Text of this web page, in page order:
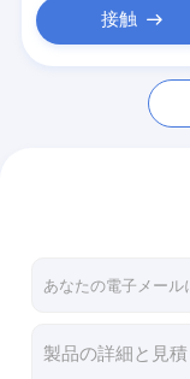
接触